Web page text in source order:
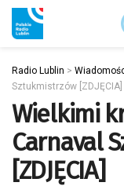
Radio Lublin >
Sztukmistrzów [ZDJĘCIA]
Wielkimi
Carnaval
[ZDJĘCIA]